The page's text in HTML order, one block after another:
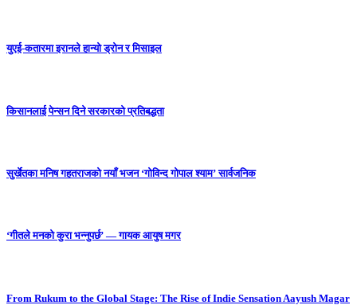
युएई-कतारमा इरानले हान्यो ड्रोन र मिसाइल
किसानलाई पेन्सन दिने सरकारको प्रतिबद्धता
सुर्खेतका मनिष गहतराजको नयाँ भजन ‘गोविन्द गोपाल श्याम’ सार्वजनिक
‘गीतले मनको कुरा भन्नुपर्छ’ — गायक आयुष मगर
From Rukum to the Global Stage: The Rise of Indie Sensation Aayush Magar